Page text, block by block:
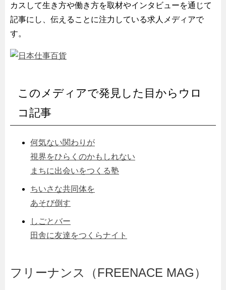
カスして生き方や働き方を取材やインタビューを通じて
記事にし、伝えることに注力している求人メディアで
す。
このメディアで発見した目からウロ
コ記事
何気ない関わりが
視界をひらくのかもしれない
まちに出会いをつくる塾
ちいさな共同体を
あそび倒す
しごとバー
田舎に友達をつくらナイト
フリーナンス（FREENACE MAG）